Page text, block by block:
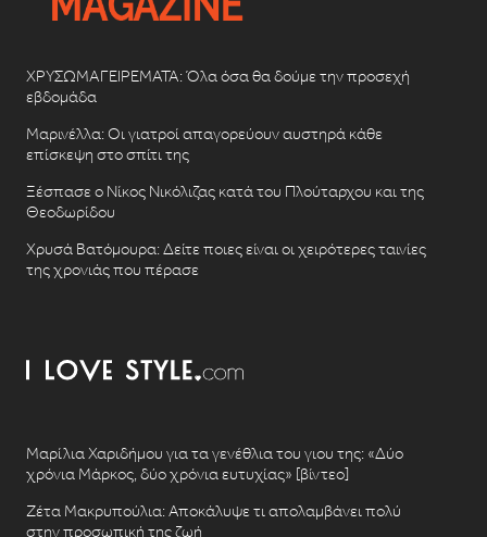
ΧΡΥΣΩΜΑΓΕΙΡΕΜΑΤΑ: Όλα όσα θα δούμε την προσεχή
εβδομάδα
Μαρινέλλα: Οι γιατροί απαγορεύουν αυστηρά κάθε
επίσκεψη στο σπίτι της
Ξέσπασε ο Νίκος Νικόλιζας κατά του Πλούταρχου και της
Θεοδωρίδου
Χρυσά Βατόμουρα: Δείτε ποιες είναι οι χειρότερες ταινίες
της χρονιάς που πέρασε
Μαρίλια Χαριδήμου για τα γενέθλια του γιου της: «Δύο
χρόνια Μάρκος, δύο χρόνια ευτυχίας» [βίντεο]
Ζέτα Μακρυπούλια: Αποκάλυψε τι απολαμβάνει πολύ
στην προσωπική της ζωή